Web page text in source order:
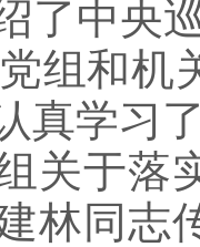
了中央
组和机
真学习
关于落
林同志